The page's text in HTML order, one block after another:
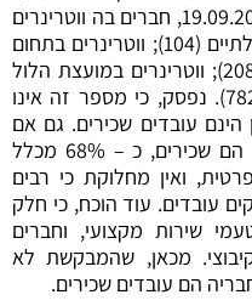
פי רשימת הווטרינרית, נכון ליום 19.09.2022, חברים בה ווטרינרים
מסקטורים שונים – ווטרינרים ממשלתיים (104); ווטרינרים בתחום
החקלאי (45); ווטרינרים בתאגיד (208); ווטרינרים במועצת הלול
(10); ווטרינרים – רפואה פרטית (782). נפסק, כי מספר זה אינו
עובדים שכירים. גם אם
נניח כי הווטרינרים במגזר הציבורי הם שכירים, כ – 68% מכלל
ואין מחלוקת כי רבים
עובדים. עוד הוכח, כי חלק
שירות מקצועי, וחברים
מכאן, שהמבקשת לא
הם עובדים שכירים.